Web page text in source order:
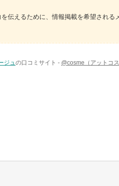
伝えるために、情報掲載を希望される
ジュの口コミサイト - @cosme（アットコス